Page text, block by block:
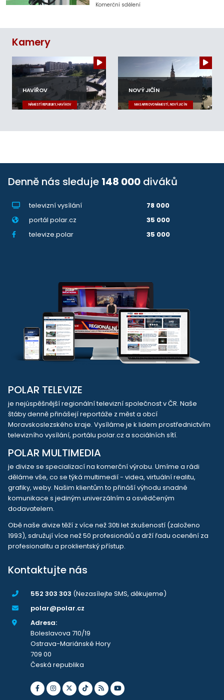
Komerční sdělení
Kamery
HAVÍŘOV
NÁMĚSTÍ REPUBLIKY, HAVÍŘOV
NOVÝ JIČÍN
MASARYKOVO NÁMĚSTÍ, NOVÝ JIČÍN
Denně nás sleduje 148 000 diváků
televizní vysílání
78 000
portál polar.cz
35 000
televize.polar
35 000
POLAR TELEVIZE
je nejúspěšnější regionální televizní společnost v ČR. Naše
štáby denně přinášejí reportáže z měst a obcí
Moravskoslezského kraje. Vysíláme je k lidem prostřednictvím
televizního vysílání, portálu polar.cz a sociálních sítí.
POLAR MULTIMEDIA
je divize se specializací na komerční výrobu. Umíme a rádi
děláme vše, co se týká multimedií - videa, virtuální realitu,
grafiky, weby. Našim klientům to přináší výhodu snadné
komunikace s jediným univerzálním a osvědčeným
dodavatelem.
Obě naše divize těží z více než 30ti let zkušeností (založeno
1993), sdružují více než 50 profesionálů a drží řadu ocenění za
profesionalitu a proklientský přístup.
Kontaktujte nás
552 303 303 (Nezasílejte SMS, děkujeme)
polar@polar.cz
Adresa:
Boleslavova 710/19
Ostrava-Mariánské Hory
709 00
Česká republika